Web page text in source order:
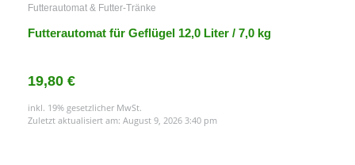
Futterautomat & Futter-Tränke
Futterautomat für Geflügel 12,0 Liter / 7,0 kg
19,80 €
inkl. 19% gesetzlicher MwSt.
Zuletzt aktualisiert am: August 9, 2026 3:40 pm